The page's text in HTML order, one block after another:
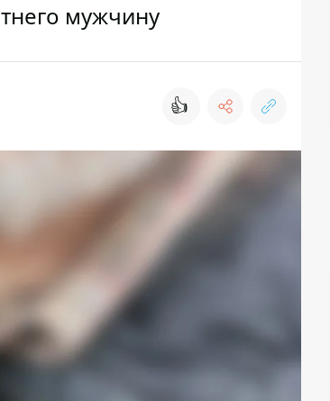
мужчину
👍